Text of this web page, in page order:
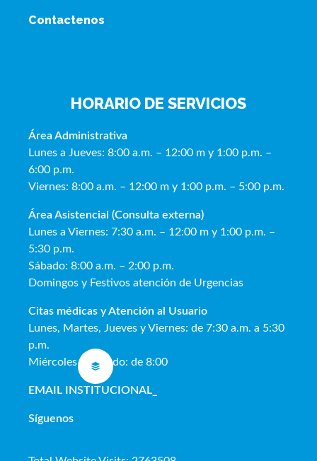
Contactenos
HORARIO DE SERVICIOS
Área Administrativa
Lunes a Jueves: 8:00 a.m. – 12:00 m y 1:00 p.m. –
6:00 p.m.
Viernes: 8:00 a.m. – 12:00 m y 1:00 p.m. – 5:00 p.m.
Área Asistencial (Consulta externa)
Lunes a Viernes: 7:30 a.m. – 12:00 m y 1:00 p.m. –
5:30 p.m.
Sábado: 8:00 a.m. – 2:00 p.m.
Domingos y Festivos atención de Urgencias
Citas médicas y Atención al Usuario
Lunes, Martes, Jueves y Viernes: de 7:30 a.m. a 5:30
p.m.
Miércoles y Sábado: de 8:00
EMAIL INSTITUCIONAL
Síguenos